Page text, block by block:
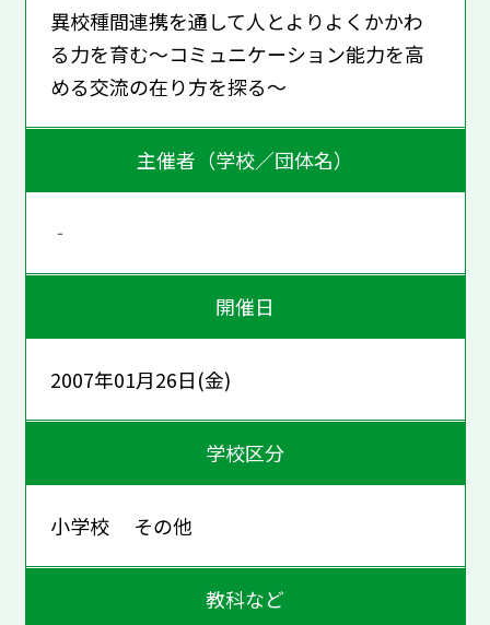
異校種間連携を通して人とよりよくかかわ
る力を育む～コミュニケーション能力を高
める交流の在り方を探る～
主催者（学校／団体名）
‐
開催日
2007年01月26日(金)
学校区分
小学校 その他
教科など